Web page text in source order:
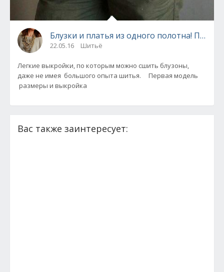
Блузки и платья из одного полотна!
22.05.16 Шитьё
Легкие выкройки, по которым можно сшить блузоны,
даже не имея большого опыта шитья. Первая модель
Вас также заинтересует: